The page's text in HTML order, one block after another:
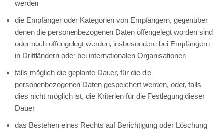
werden
die Empfänger oder Kategorien von Empfängern, gegenüber
denen die personenbezogenen Daten offengelegt worden sind
oder noch offengelegt werden, insbesondere bei Empfängern
in Drittländern oder bei internationalen Organisationen
falls möglich die geplante Dauer, für die die
personenbezogenen Daten gespeichert werden, oder, falls
dies nicht möglich ist, die Kriterien für die Festlegung dieser
Dauer
das Bestehen eines Rechts auf Berichtigung oder Löschung